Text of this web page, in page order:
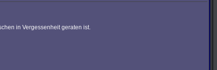
in Vergessenheit geraten ist.